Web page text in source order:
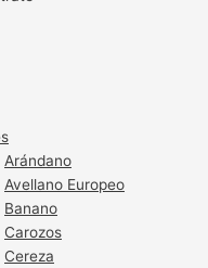
Arándano
Avellano Europeo
Banano
Carozos
Cereza